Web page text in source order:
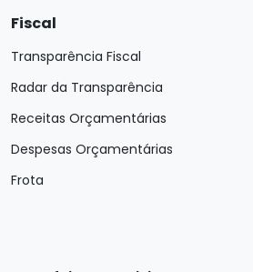
Fiscal
Transparência Fiscal
Radar da Transparência
Receitas Orçamentárias
Despesas Orçamentárias
Frota